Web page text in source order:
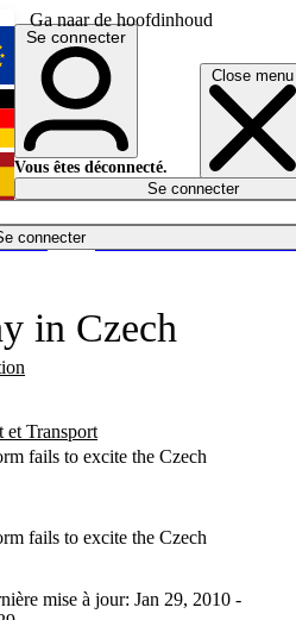
Ga naar de hoofdinhoud
Close menu
connecter
et Transport
English
Deutsch
Español
Se connecter
Vous êtes déconnecté.
Se connecter
in Czech
fails to excite the Czech
fails to excite the Czech
mise à jour: Jan 29, 2010 -